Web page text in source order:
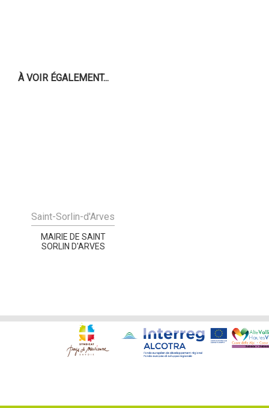
À VOIR ÉGALEMENT...
Saint-Sorlin-d'Arves
MAIRIE DE SAINT
SORLIN D'ARVES